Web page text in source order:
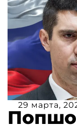
29 марта,